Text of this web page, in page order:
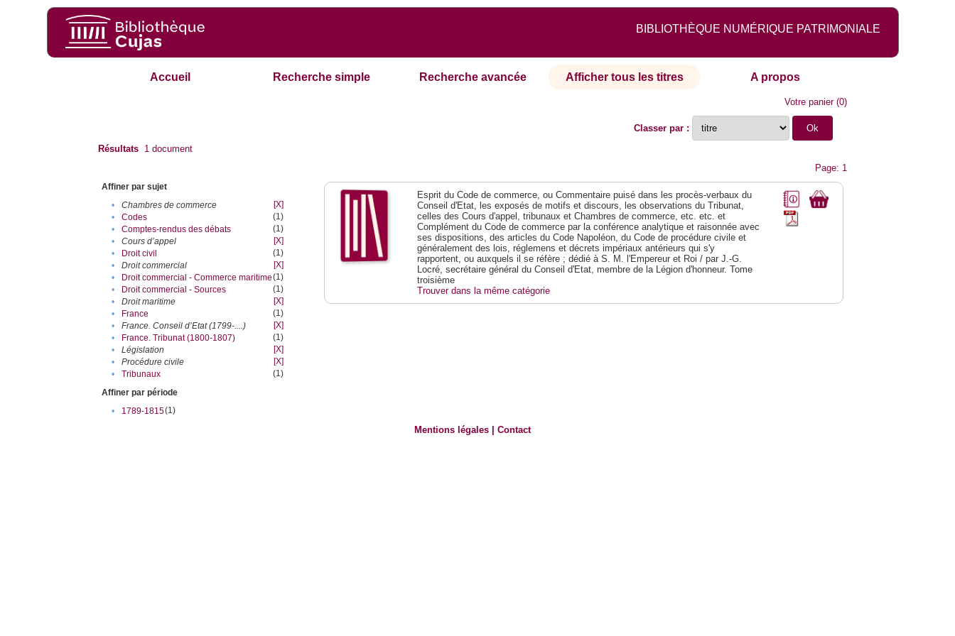
BIBLIOTHÈQUE NUMÉRIQUE PATRIMONIALE
Accueil Recherche simple Recherche avancée Afficher tous les titres A propos
Votre panier(0)
Classer par :
Résultats 1 document
Page: 1
Affiner par sujet
•
Chambres de commerce
[X]
•
Codes
(1)
•
Comptes-rendus des débats
(1)
•
Cours d’appel
[X]
•
Droit civil
(1)
•
Droit commercial
[X]
•
Droit commercial - Commerce maritime(1)
•
Droit commercial - Sources
(1)
•
Droit maritime
[X]
•
France
(1)
•
France. Conseil d’Etat (1799-....)
[X]
•
France. Tribunat (1800-1807)
(1)
•
Législation
[X]
•
Procédure civile
[X]
•
Tribunaux
(1)
Affiner par période
•
1789-1815(1)
Esprit du Code de commerce, ou Commentaire puisé dans les procès-verbaux du
Conseil d'Etat, les exposés de motifs et discours, les observations du Tribunat,
celles des Cours d'appel, tribunaux et Chambres de commerce, etc. etc. et
Complément du Code de commerce par la conférence analytique et raisonnée avec
ses dispositions, des articles du Code Napoléon, du Code de procédure civile et
généralement des lois, réglemens et décrets impériaux antérieurs qui s'y
rapportent, ou auxquels il se réfère ; dédié à S. M. l'Empereur et Roi / par J.-G.
Locré, secrétaire général du Conseil d'Etat, membre de la Légion d'honneur. Tome
troisième
Trouver dans la même catégorie
Mentions légales |Contact